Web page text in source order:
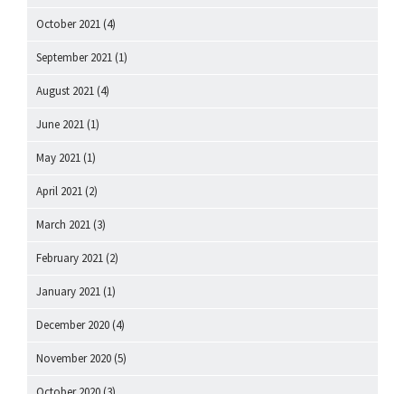
October 2021 (4)
September 2021 (1)
August 2021 (4)
June 2021 (1)
May 2021 (1)
April 2021 (2)
March 2021 (3)
February 2021 (2)
January 2021 (1)
December 2020 (4)
November 2020 (5)